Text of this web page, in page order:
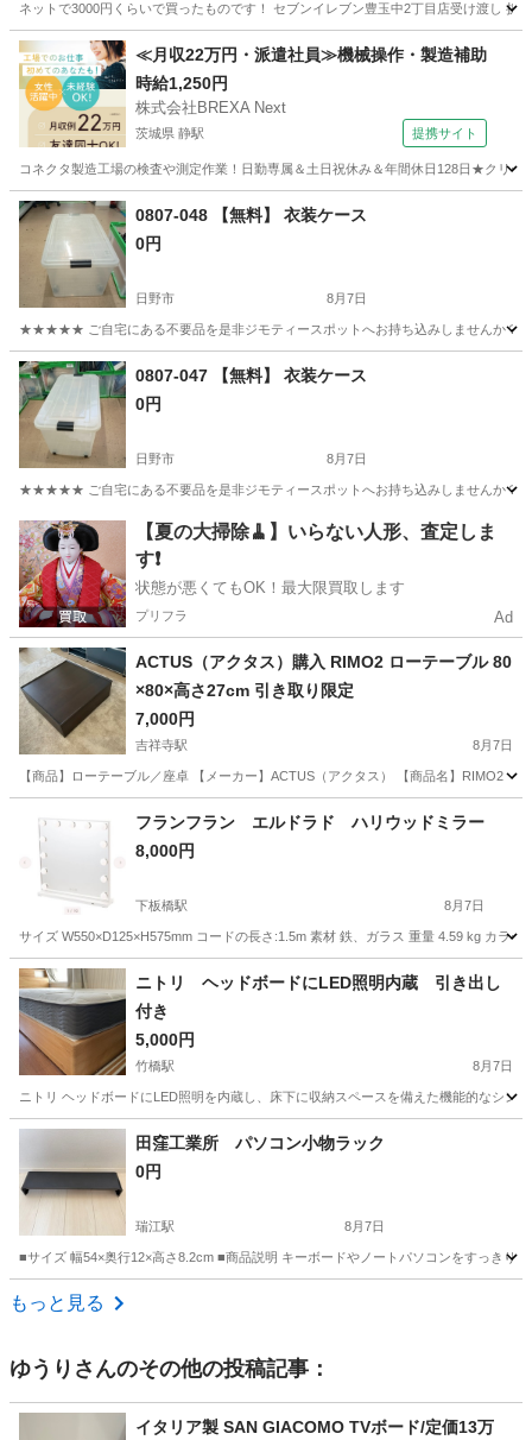
ネットで3000円くらいで買ったものです！ セブンイレブン豊玉中2丁目店受け渡し 折
東京 練馬区 練馬駅 収納家具 2丁目
≪月収22万円・派遣社員≫機械操作・製造補助
時給1,250円
株式会社BREXA Next
茨城県 静駅 提携サイト
コネクタ製造工場の検査や測定作業！日勤専属＆土日祝休み＆年間休日128日★クリ
茨城 常陸大宮市 その他
0807-048 【無料】 衣装ケース
0円
日野市 8月7日
★★★★★ ご自宅にある不要品を是非ジモティースポットへお持ち込みしませんか？
東京 日野市 現地
0807-047 【無料】 衣装ケース
0円
日野市 8月7日
★★★★★ ご自宅にある不要品を是非ジモティースポットへお持ち込みしませんか？
東京 日野市 収納家具 現地
【夏の大掃除🧹】いらない人形、査定しま
す❗️
状態が悪くてもOK！最大限買取します
プリフラ Ad
ACTUS（アクタス）購入 RIMO2 ローテーブル 80
×80×高さ27cm 引き取り限定
7,000円
吉祥寺駅 8月7日
【商品】ローテーブル／座卓 【メーカー】ACTUS（アクタス） 【商品名】RIMO2
吉祥寺駅 テーブル ACTUS
フランフラン エルドラド ハリウッドミラー
8,000円
下板橋駅 8月7日
サイズ W550×D125×H575mm コードの長さ:1.5m 素材 鉄、ガラス 重量 4.59 kg カラー
東京 板橋区 下板橋駅 ミラー/鏡 エルドラド
ニトリ ヘッドボードにLED照明内蔵 引き出し
付き
5,000円
竹橋駅 8月7日
ニトリ ヘッドボードにLED照明を内蔵し、床下に収納スペースを備えた機能的なシ
東京 千代田区 竹橋駅 ベッド
田窪工業所 パソコン小物ラック
0円
瑞江駅 8月7日
■サイズ 幅54×奥行12×高さ8.2cm ■商品説明 キーボードやノートパソコンをすっき
東京 江戸川区
もっと見る
ゆうり さんのその他の投稿記事：
イタリア製 SAN GIACOMO TVボード/定価13万